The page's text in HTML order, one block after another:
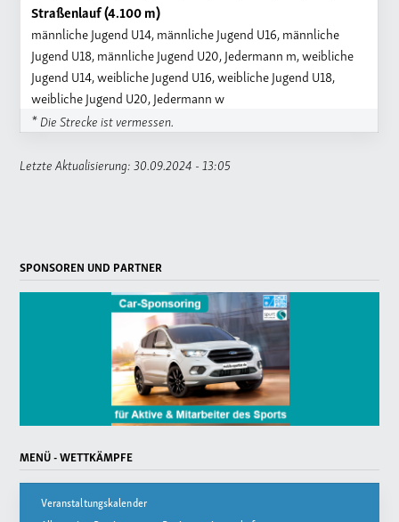
Straßenlauf (4.100 m)
männliche Jugend U14, männliche Jugend U16, männliche
Jugend U18, männliche Jugend U20, Jedermann m, weibliche
Jugend U14, weibliche Jugend U16, weibliche Jugend U18,
weibliche Jugend U20, Jedermann w
* Die Strecke ist vermessen.
Letzte Aktualisierung: 30.09.2024 - 13:05
SPONSOREN UND PARTNER
MENÜ - WETTKÄMPFE
Veranstaltungskalender